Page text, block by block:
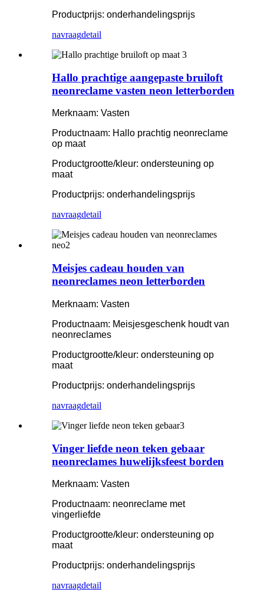
Productprijs: onderhandelingsprijs
navraagdetail
Hallo prachtige aangepaste bruiloft
neonreclame vasten neon letterborden
Merknaam: Vasten
Productnaam: Hallo prachtig neonreclame
op maat
Productgrootte/kleur: ondersteuning op
maat
Productprijs: onderhandelingsprijs
navraagdetail
Meisjes cadeau houden van
neonreclames neon letterborden
Merknaam: Vasten
Productnaam: Meisjesgeschenk houdt van
neonreclames
Productgrootte/kleur: ondersteuning op
maat
Productprijs: onderhandelingsprijs
navraagdetail
Vinger liefde neon teken gebaar
neonreclames huwelijksfeest borden
Merknaam: Vasten
Productnaam: neonreclame met
vingerliefde
Productgrootte/kleur: ondersteuning op
maat
Productprijs: onderhandelingsprijs
navraagdetail